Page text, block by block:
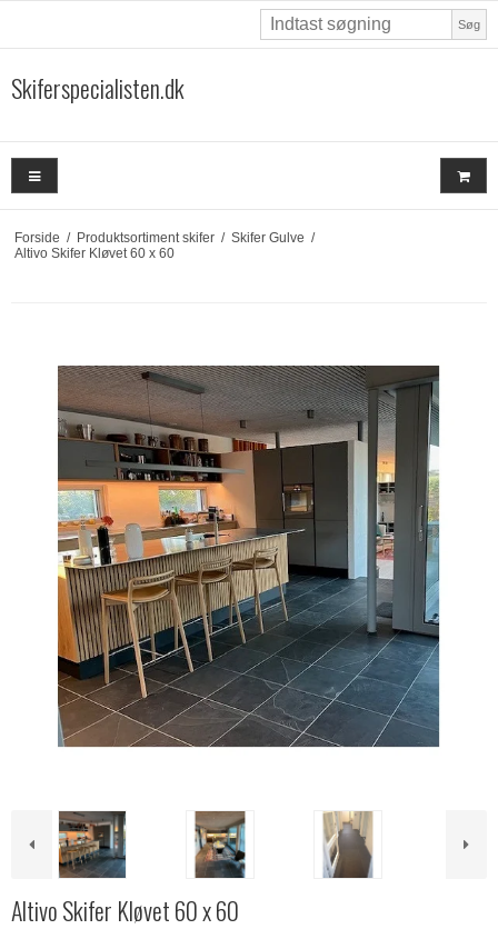
Søg
Skiferspecialisten.dk
Forside / Produktsortiment skifer / Skifer Gulve /
Altivo Skifer Kløvet 60 x 60
Altivo Skifer Kløvet 60 x 60